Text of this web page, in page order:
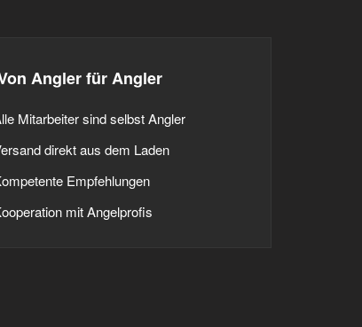
Angler für Angler
Mitarbeiter sind selbst Angler
direkt aus dem Laden
Empfehlungen
mit Angelprofis